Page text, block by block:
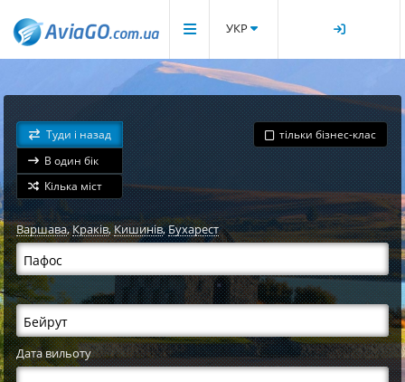
УКР
Туди і назад
В один бік
Кілька міст
тільки бізнес-клас
Варшава,Краків,Кишинів,Бухарест
Дата вильоту